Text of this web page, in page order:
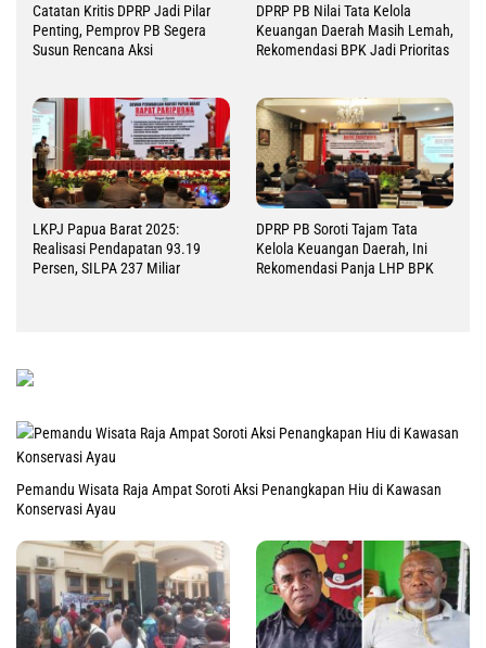
Catatan Kritis DPRP Jadi Pilar
Penting, Pemprov PB Segera
Susun Rencana Aksi
DPRP PB Nilai Tata Kelola
Keuangan Daerah Masih Lemah,
Rekomendasi BPK Jadi Prioritas
LKPJ Papua Barat 2025:
Realisasi Pendapatan 93.19
Persen, SILPA 237 Miliar
DPRP PB Soroti Tajam Tata
Kelola Keuangan Daerah, Ini
Rekomendasi Panja LHP BPK
Pemandu Wisata Raja Ampat Soroti Aksi Penangkapan Hiu di Kawasan
Konservasi Ayau